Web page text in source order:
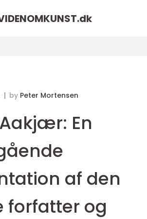
dk
by Peter Mortensen
En
af den
forfatter og